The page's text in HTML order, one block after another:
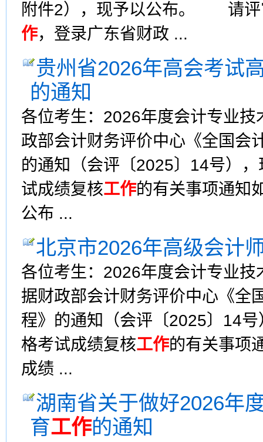
附件2），现予以公布。 请评
作，登录广东省财政 ...
贵州省2026年高会考试
的通知
各位考生：2026年度会计专业
政部会计财务评价中心《全国会
的通知（会评〔2025〕14号）
试成绩复核工作的有关事项通知
公布 ...
北京市2026年高级会计
各位考生：2026年度会计专业
据财政部会计财务评价中心《全
程》的通知（会评〔2025〕14
格考试成绩复核工作的有关事项
成绩 ...
湖南省关于做好2026年
育工作的通知